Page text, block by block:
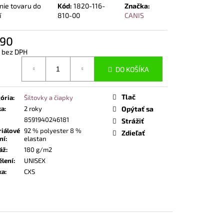
tovaru do
Kód: 1820-116-
810-00
Značka:
CANIS
DPH
DO KOŠÍKA
:
Šiltovky a čiapky
:
2 roky
8591940246181
:
92 % polyester 8 %
elastan
:
180 g/m2
:
UNISEX
: CXS
Tlač
Opýtať sa
Strážiť
Zdieľať
OBUV UVEX 2
ČIERNA